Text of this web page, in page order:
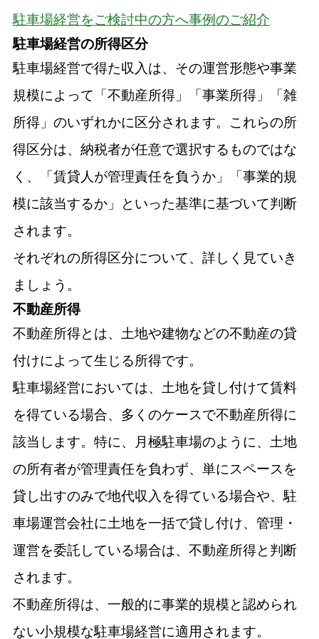
駐車場経営をご検討中の方へ事例のご紹介
駐車場経営の所得区分
駐車場経営で得た収入は、その運営形態や事業
規模によって「不動産所得」「事業所得」「雑
所得」のいずれかに区分されます。これらの所
得区分は、納税者が任意で選択するものではな
く、「賃貸人が管理責任を負うか」「事業的規
模に該当するか」といった基準に基づいて判断
されます。
それぞれの所得区分について、詳しく見ていき
ましょう。
不動産所得
不動産所得とは、土地や建物などの不動産の貸
付けによって生じる所得です。
駐車場経営においては、土地を貸し付けて賃料
を得ている場合、多くのケースで不動産所得に
該当します。特に、月極駐車場のように、土地
の所有者が管理責任を負わず、単にスペースを
貸し出すのみで地代収入を得ている場合や、駐
車場運営会社に土地を一括で貸し付け、管理・
運営を委託している場合は、不動産所得と判断
されます。
不動産所得は、一般的に事業的規模と認められ
ない小規模な駐車場経営に適用されます。